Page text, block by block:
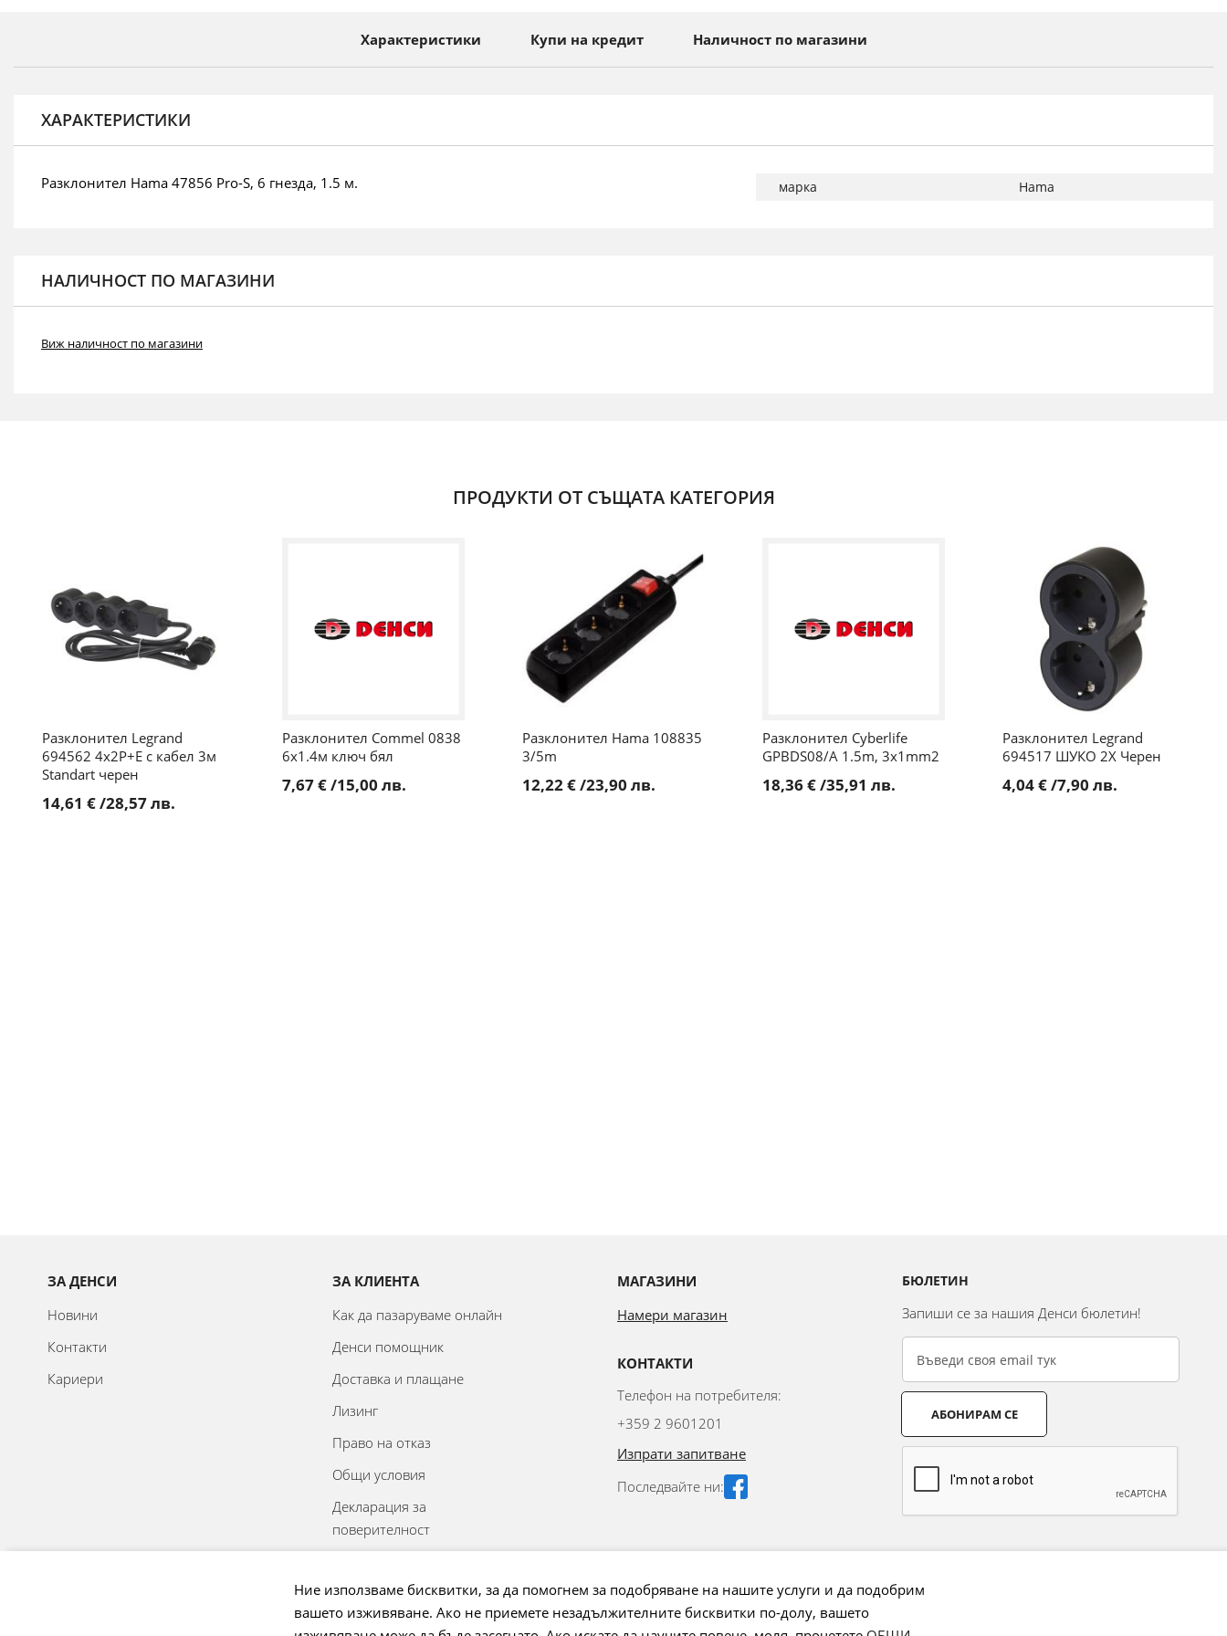
снимки
Характеристики Купи на кредит Наличност по магазини
ХАРАКТЕРИСТИКИ
Разклонител Hama 47856 Pro-S, 6 гнезда, 1.5 м.
Повече
информация
марка Hama
НАЛИЧНОСТ ПО МАГАЗИНИ
Виж наличност по магазини
ПРОДУКТИ ОТ СЪЩАТА КАТЕГОРИЯ
Разклонител Legrand
694562 4x2P+E с кабел 3м
Standart черен
14,61 €/28,57 лв.
Разклонител Commel 0838
6х1.4м ключ бял
7,67 €/15,00 лв.
Разклонител Hama 108835
3/5m
12,22 €/23,90 лв.
Разклонител Cyberlife
GPBDS08/A 1.5m, 3x1mm2
18,36 €/35,91 лв.
Разклонител Legrand
694517 ШУКО 2X Черен
4,04 €/7,90 лв.
ЗА ДЕНСИ
Новини
Контакти
Кариери
ЗА КЛИЕНТА
Как да пазаруваме онлайн
Денси помощник
Доставка и плащане
Лизинг
Право на отказ
Общи условия
Декларация за
поверителност
спорове
Управление на бисквитки
МАГАЗИНИ
Намери магазин
КОНТАКТИ
Телефон на потребителя:
+359 2 9601201
Изпрати запитване
Последвайте ни:
БЮЛЕТИН
Запиши се за нашия Денси бюлетин!
АБОНИРАМ СЕ
Ние използваме бисквитки, за да помогнем за подобряване на нашите услуги и да подобрим
вашето изживяване. Ако не приемете незадължителните бисквитки по-долу, вашето